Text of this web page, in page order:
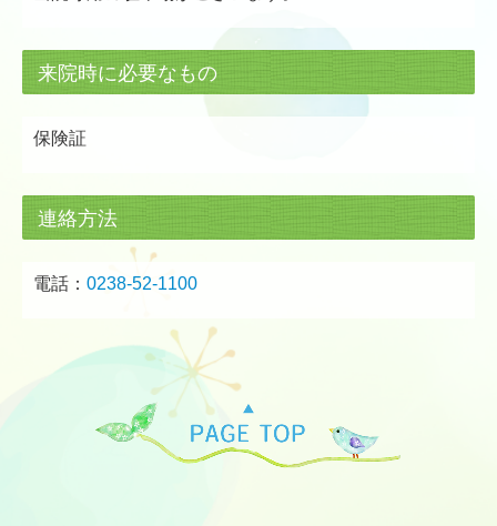
来院時に必要なもの
保険証
連絡方法
電話： 0238-52-1100